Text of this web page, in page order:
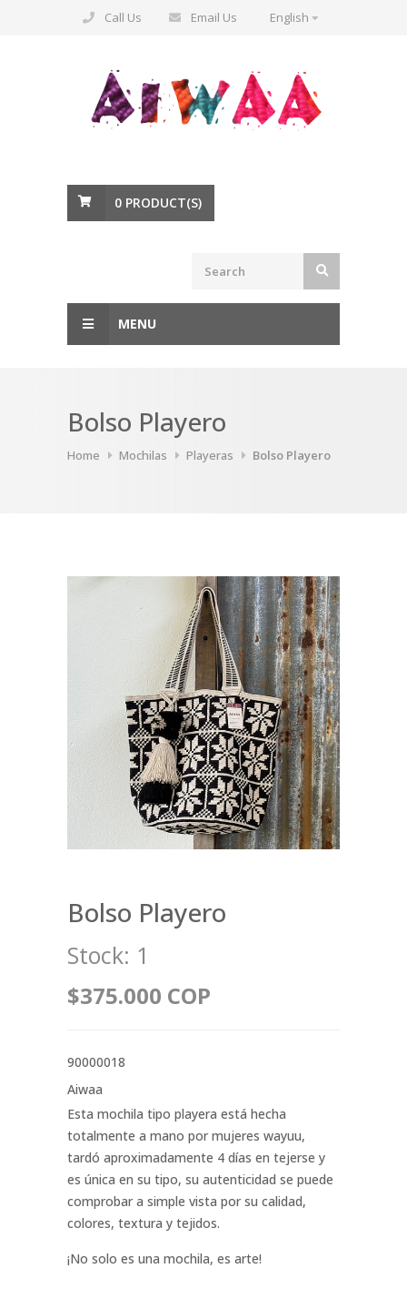
Call Us Email Us English
0 PRODUCT(S)
MENU
Bolso Playero
Home Mochilas Playeras Bolso Playero
Bolso Playero
Stock: 1
$375.000 COP
90000018
Aiwaa
Esta mochila tipo playera está hecha
totalmente a mano por mujeres wayuu,
tardó aproximadamente 4 días en tejerse y
es única en su tipo, su autenticidad se puede
comprobar a simple vista por su calidad,
colores, textura y tejidos.
¡No solo es una mochila, es arte!